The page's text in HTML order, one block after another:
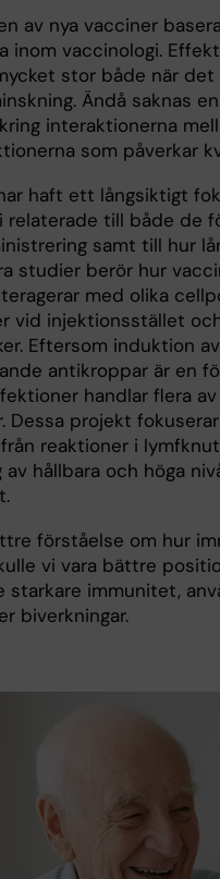
av nya vacciner
inom vaccinologi.
stor både när det
Ändå saknas
interaktionerna
som påverkar
haft ett långsiktigt
relaterade till både de
samt till hur
studier berör hur
med olika
vid injektionsstället
Eftersom induktion
antikroppar är en
handlar flera
Dessa projekt
reaktioner i
av hållbara och höga
förståelse om hur
vi vara bättre
starkare immunitet,
biverkningar.